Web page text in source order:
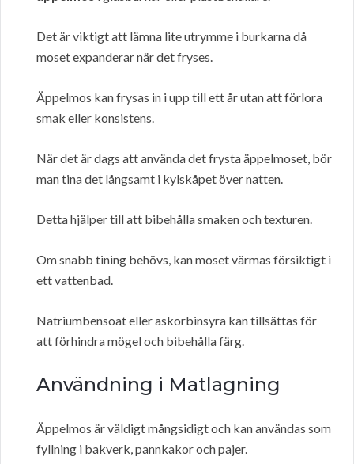
Det är viktigt att lämna lite utrymme i burkarna då
moset expanderar när det fryses.
Äppelmos kan frysas in i upp till ett år utan att förlora
smak eller konsistens.
När det är dags att använda det frysta äppelmoset, bör
man tina det långsamt i kylskåpet över natten.
Detta hjälper till att bibehålla smaken och texturen.
Om snabb tining behövs, kan moset värmas försiktigt i
ett vattenbad.
Natriumbensoat eller askorbinsyra kan tillsättas för
att förhindra mögel och bibehålla färg.
Användning i Matlagning
Äppelmos är väldigt mångsidigt och kan användas som
fyllning i bakverk, pannkakor och pajer.